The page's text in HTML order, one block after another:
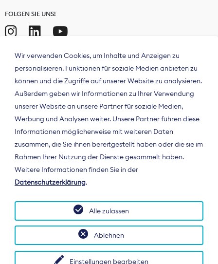
FOLGEN SIE UNS!
Der Bundesverband Digitalpublisher und
Zeitungsverleger (BDZV) vertritt als
Spitzenorganisation die Interessen der
Deutschland und auf EU-Ebene.
Wir verwenden Cookies, um Inhalte und Anzeigen zu
personalisieren, Funktionen für soziale Medien anbieten zu
können und die Zugriffe auf unserer Website zu analysieren.
Außerdem geben wir Informationen zu Ihrer Verwendung
unserer Website an unsere Partner für soziale Medien,
Werbung und Analysen weiter. Unsere Partner führen diese
Informationen möglicherweise mit weiteren Daten
zusammen, die Sie ihnen bereitgestellt haben oder die sie im
Rahmen Ihrer Nutzung der Dienste gesammelt haben.
Weitere Informationen finden Sie in der
Datenschutzerklärung.
Einstellungen bearbeiten
Ablehnen
Alle zulassen